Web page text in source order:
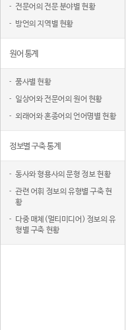
전문어의 전문 분야별 현황
방언의 지역별 현황
원어 통계
품사별 현황
일상어와 전문어의 원어 현황
외래어와 혼종어의 언어명별 현황
정보별 구축 통계
동사와 형용사의 문형 정보 현황
관련 어휘 정보의 유형별 구축 현
황
다중 매체(멀티미디어) 정보의 유
형별 구축 현황